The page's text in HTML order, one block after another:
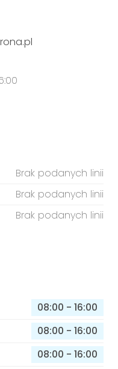
Brak podanych linii
Brak podanych linii
Brak podanych linii
08:00 - 16:00
08:00 - 16:00
08:00 - 16:00